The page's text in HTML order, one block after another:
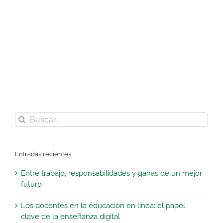
Buscar:
Entradas recientes
Entre trabajo, responsabilidades y ganas de un mejor
futuro
Los docentes en la educación en línea: el papel
clave de la enseñanza digital